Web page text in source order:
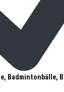
Badmintonbälle,